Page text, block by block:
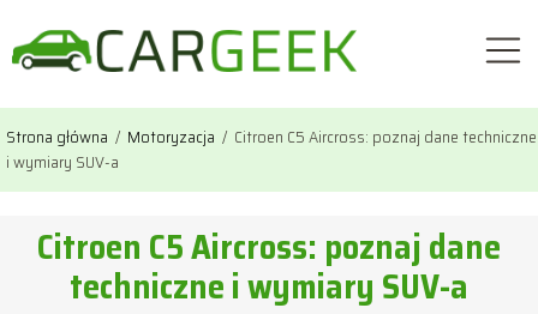
Strona główna / Motoryzacja / Citroen C5 Aircross: poznaj dane techniczne
i wymiary SUV-a
Citroen C5 Aircross: poznaj dane
techniczne i wymiary SUV-a